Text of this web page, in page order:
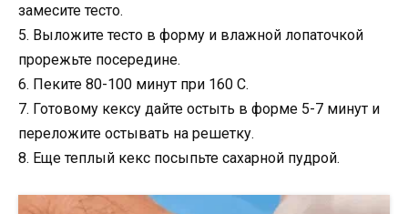
замесите тесто.
5. Выложите тесто в форму и влажной лопаточкой
прорежьте посередине.
6. Пеките 80-100 минут при 160 С.
7. Готовому кексу дайте остыть в форме 5-7 минут и
переложите остывать на решетку.
8. Еще теплый кекс посыпьте сахарной пудрой.